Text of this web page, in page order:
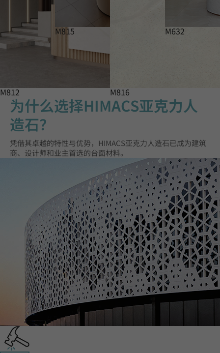
M812
M815
M816
M632
为什么选择HIMACS亚克力人
造石？
凭借其卓越的特性与优势，HIMACS亚克力人造石已成为建筑
商、设计师和业主首选的台面材料。